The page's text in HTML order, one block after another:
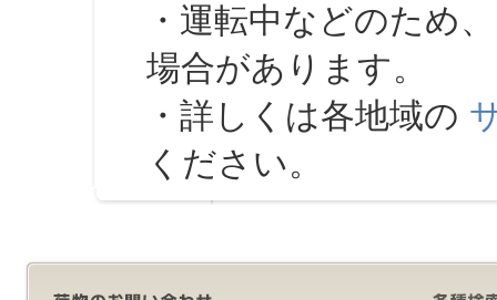
・運転中などのため
場合があります。
・詳しくは各地域の
ください。